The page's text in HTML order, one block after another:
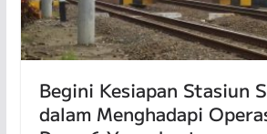
Begini Kesiapan Stasiun
dalam Menghadapi